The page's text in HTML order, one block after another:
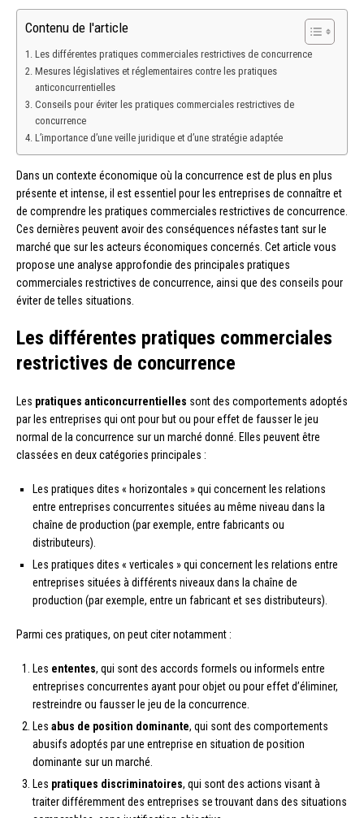
Contenu de l'article
Les différentes pratiques commerciales restrictives de concurrence
Mesures législatives et réglementaires contre les pratiques
anticoncurrentielles
Conseils pour éviter les pratiques commerciales restrictives de
concurrence
L’importance d’une veille juridique et d’une stratégie adaptée
Dans un contexte économique où la concurrence est de plus en plus
présente et intense, il est essentiel pour les entreprises de connaître et
de comprendre les pratiques commerciales restrictives de concurrence.
Ces dernières peuvent avoir des conséquences néfastes tant sur le
marché que sur les acteurs économiques concernés. Cet article vous
propose une analyse approfondie des principales pratiques
commerciales restrictives de concurrence, ainsi que des conseils pour
éviter de telles situations.
Les différentes pratiques commerciales
restrictives de concurrence
Les pratiques anticoncurrentielles sont des comportements adoptés
par les entreprises qui ont pour but ou pour effet de fausser le jeu
normal de la concurrence sur un marché donné. Elles peuvent être
classées en deux catégories principales :
Les pratiques dites « horizontales » qui concernent les relations
entre entreprises concurrentes situées au même niveau dans la
chaîne de production (par exemple, entre fabricants ou
distributeurs).
Les pratiques dites « verticales » qui concernent les relations entre
entreprises situées à différents niveaux dans la chaîne de
production (par exemple, entre un fabricant et ses distributeurs).
Parmi ces pratiques, on peut citer notamment :
Les ententes, qui sont des accords formels ou informels entre
entreprises concurrentes ayant pour objet ou pour effet d’éliminer,
restreindre ou fausser le jeu de la concurrence.
Les abus de position dominante, qui sont des comportements
abusifs adoptés par une entreprise en situation de position
dominante sur un marché.
Les pratiques discriminatoires, qui sont des actions visant à
traiter différemment des entreprises se trouvant dans des situations